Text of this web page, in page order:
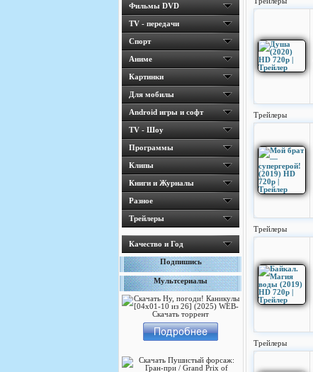
Фильмы DVD
TV - передачи
Спорт
Аниме
Картинки
Для мобилы
Android игры и софт
TV - Шоу
Программы
Клипы
Книги и Журналы
Разное
Трейлеры
Качество и Год
Подпишись
Мультсериалы
Трейлеры
Трейлеры
Трейлеры